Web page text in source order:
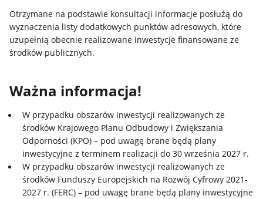
Otrzymane na podstawie konsultacji informacje posłużą do
wyznaczenia listy dodatkowych punktów adresowych, które
uzupełnią obecnie realizowane inwestycje finansowane ze
środków publicznych.
Ważna informacja!
W przypadku obszarów inwestycji realizowanych ze
środków Krajowego Planu Odbudowy i Zwiększania
Odporności (KPO) – pod uwagę brane będą plany
inwestycyjne z terminem realizacji do 30 września 2027 r.
W przypadku obszarów inwestycji realizowanych ze
środków Funduszy Europejskich na Rozwój Cyfrowy 2021-
2027 r. (FERC) – pod uwagę brane będą plany inwestycyjne